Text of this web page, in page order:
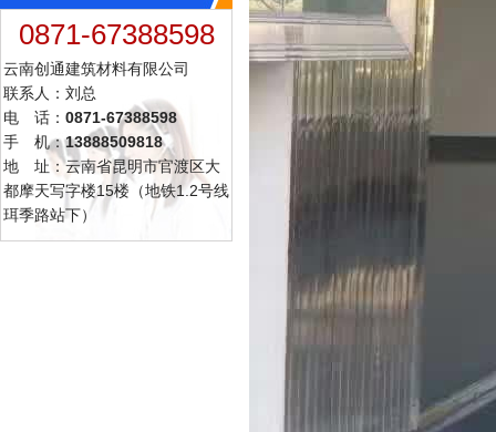
0871-67388598
云南创通建筑材料有限公司
联系人：刘总
电 话： 0871-67388598
手 机：13888509818
地 址：云南省昆明市官渡区大
都摩天写字楼15楼（地铁1.2号线
珥季路站下）